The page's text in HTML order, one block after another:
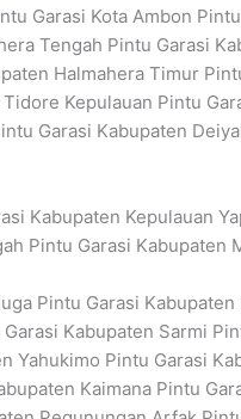
Garasi Kota Ambon
Tengah Pintu Garasi
Halmahera Timur
Kepulauan Pintu
Garasi Kabupaten
Kabupaten Kepulauan
Pintu Garasi Kabupaten
Pintu Garasi Kabupaten
Kabupaten Sarmi
Yahukimo Pintu Garasi
Kaimana Pintu